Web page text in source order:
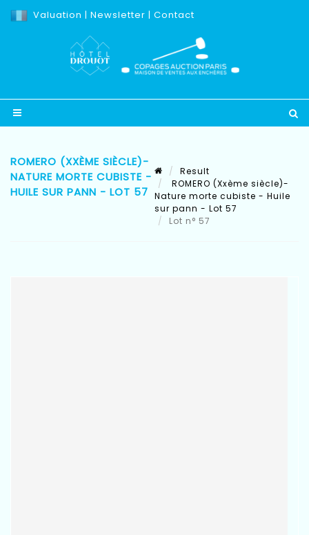
Valuation | Newsletter | Contact
ROMERO (XXÈME SIÈCLE)-
NATURE MORTE CUBISTE -
HUILE SUR PANN - LOT 57
Result
ROMERO (Xxème siècle)-
Nature morte cubiste - Huile
sur pann - Lot 57
Lot n° 57